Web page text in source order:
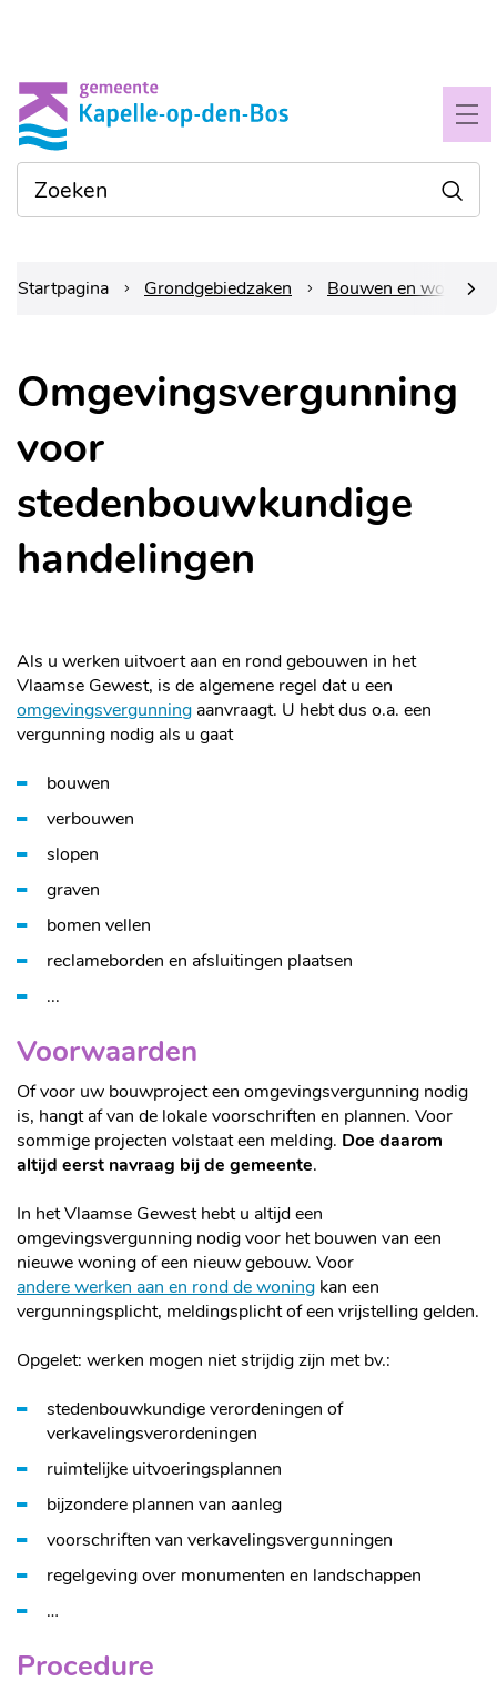
Gemeente
Kapelle-
op-
den-
Waarmee
kunnen
we je
naar
Startpagina Grondgebiedzaken Bouwen en wonen
Omgevingsvergunning
voor
stedenbouwkundige
handelingen
Als u werken uitvoert aan en rond gebouwen in het
Vlaamse Gewest, is de algemene regel dat u een
omgevingsvergunning aanvraagt. U hebt dus o.a. een
vergunning nodig als u gaat
bouwen
verbouwen
slopen
graven
bomen vellen
reclameborden en afsluitingen plaatsen
...
Voorwaarden
Of voor uw bouwproject een omgevingsvergunning nodig
is, hangt af van de lokale voorschriften en plannen. Voor
sommige projecten volstaat een melding. Doe daarom
altijd eerst navraag bij de gemeente.
In het Vlaamse Gewest hebt u altijd een
omgevingsvergunning nodig voor het bouwen van een
nieuwe woning of een nieuw gebouw. Voor
andere werken aan en rond de woning kan een
vergunningsplicht, meldingsplicht of een vrijstelling gelden.
Opgelet: werken mogen niet strijdig zijn met bv.:
stedenbouwkundige verordeningen of
verkavelingsverordeningen
ruimtelijke uitvoeringsplannen
bijzondere plannen van aanleg
voorschriften van verkavelingsvergunningen
regelgeving over monumenten en landschappen
…
Procedure